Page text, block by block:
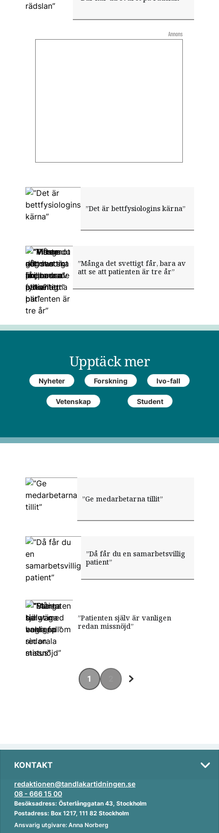
”Det är bettfysiologins kärna”
”Vi har sett hur imponerade
patienterna blir”
”Ge medarbetarna tillit”
”Då får du en samarbetsvillig
patient”
”Visste du att man ska
preparera olika?”
”Titta mot något som är
fyrkantigt”
”Mixen gör skillnaden”
”Många det svettigt får, bara av
att se att patienten är tre år”
”Starta tidigt med enkla fall”
”Många har vaga begrepp om
sin orala status”
”Patienten själv är vanligen
redan missnöjd”
Upptäck mer
Nyheter Forskning Ivo-fall
Vetenskap Student
Annons
1
KONTAKT
redaktionen@tandlakartidningen.se
08 - 666 15 00
Besöksadress: Österlånggatan 43, Stockholm
Postadress: Box 1217, 111 82 Stockholm
Ansvarig utgivare: Anna Norberg